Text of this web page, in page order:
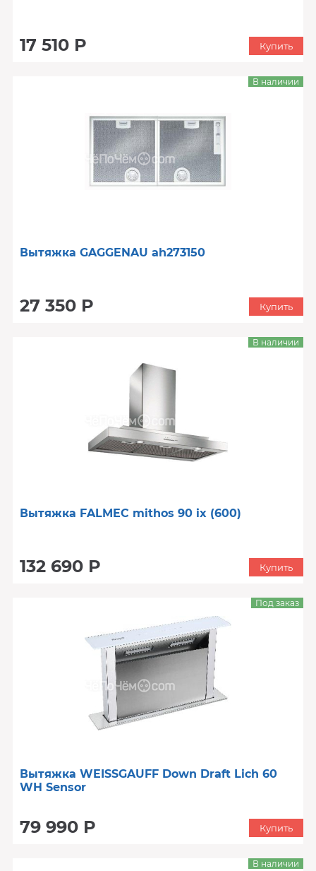
17 510 Р Купить
Вытяжка GAGGENAU ah273150
27 350 Р
В наличии
Купить
Вытяжка FALMEC mithos 90 ix (600)
132 690 Р
В наличии
Купить
Вытяжка WEISSGAUFF Down Draft Lich 60
WH Sensor
79 990 Р
Под заказ
Купить
В наличии